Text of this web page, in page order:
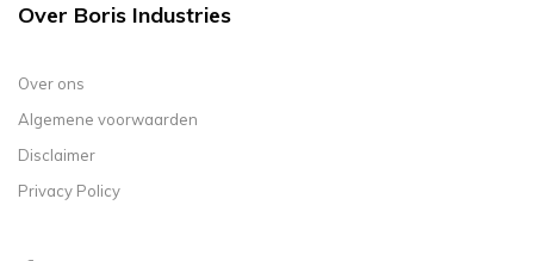
Over Boris Industries
Over ons
Algemene voorwaarden
Disclaimer
Privacy Policy